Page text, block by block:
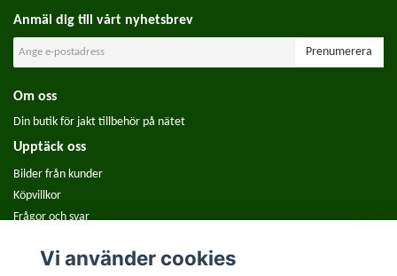
Anmäl dig till vårt nyhetsbrev
Prenumerera
Om oss
Din butik för jakt tillbehör på nätet
Upptäck oss
Bilder från kunder
Köpvillkor
Frågor och svar
Vi använder cookies